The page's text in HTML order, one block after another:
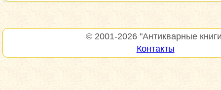
© 2001-2026 "Антикварные
Контакты